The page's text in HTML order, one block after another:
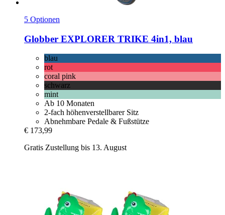
5 Optionen
Globber EXPLORER TRIKE 4in1, blau
blau
rot
coral pink
schwarz
mint
Ab 10 Monaten
2-fach höhenverstellbarer Sitz
Abnehmbare Pedale & Fußstütze
€ 173,99
Gratis Zustellung bis 13. August